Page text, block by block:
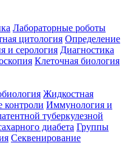
Лабораторные роботы
цитология Определение
и серология Диагностика
Клеточная биология
Жидкостная
контроли Иммунология и
туберкулезной
диабета Группы
Секвенирование